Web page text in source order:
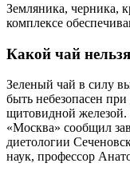
Земляника, черника,
комплексе
Какой чай
Зеленый чай в силу
быть небезопасен
щитовидной железой.
«Москва» сообщил
диетологии
наук, профессор